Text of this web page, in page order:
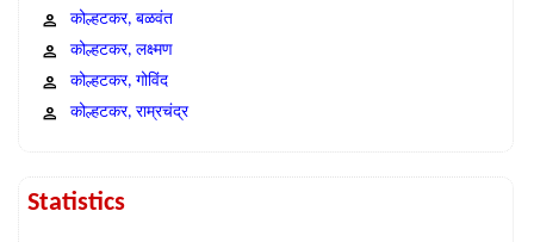
कोल्हटकर, बळवंत
कोल्हटकर, लक्ष्मण
कोल्हटकर, गोविंद
कोल्हटकर, राम्रचंद्र
Statistics